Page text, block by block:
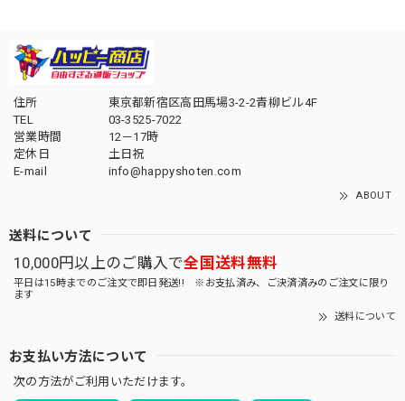
住所
東京都新宿区高田馬場3-2-2青柳ビル4F
TEL
03-3525-7022
営業時間
12－17時
定休日
土日祝
E-mail
info@happyshoten.com
ABOUT
送料について
10,000円以上のご購入で全国送料無料
平日は15時までのご注文で即日発送!! ※お支払済み、ご決済済みのご注文に限り
ます
送料について
お支払い方法について
次の方法がご利用いただけます。